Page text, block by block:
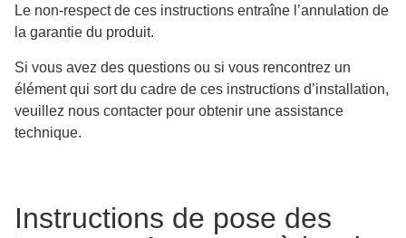
Le non-respect de ces instructions entraîne l’annulation de
la garantie du produit.
Si vous avez des questions ou si vous rencontrez un
élément qui sort du cadre de ces instructions d’installation,
veuillez nous contacter pour obtenir une assistance
technique.
Instructions de pose des